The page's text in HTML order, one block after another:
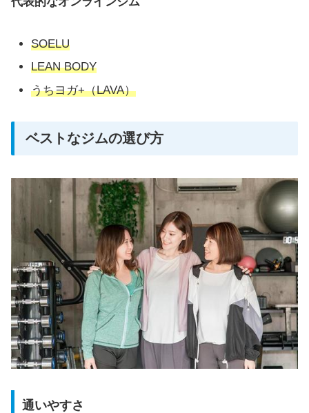
SOELU
LEAN BODY
うちヨガ+（LAVA）
ベストなジムの選び方
通いやすさ